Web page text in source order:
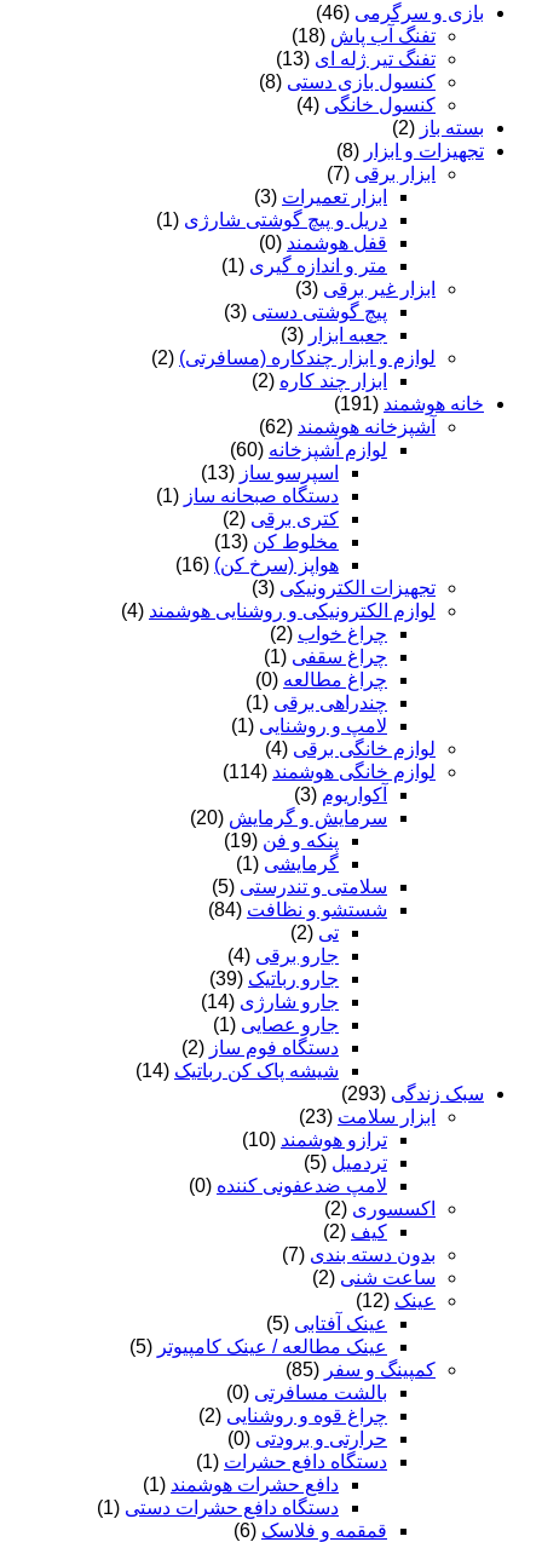
بازی و سرگرمی (46)
تفنگ آب پاش (18)
تفنگ تیر ژله ای (13)
کنسول بازی دستی (8)
کنسول خانگی (4)
بسته باز (2)
تجهیزات و ابزار (8)
ابزار برقی (7)
ابزار تعمیرات (3)
دریل و پیچ گوشتی شارژی (1)
قفل هوشمند (0)
متر و اندازه گیری (1)
ابزار غیر برقی (3)
پیچ گوشتی دستی (3)
جعبه ابزار (3)
لوازم و ابزار چندکاره (مسافرتی) (2)
ابزار چند کاره (2)
خانه هوشمند (191)
آشپزخانه هوشمند (62)
لوازم آشپزخانه (60)
اسپرسو ساز (13)
دستگاه صبحانه ساز (1)
کتری برقی (2)
مخلوط کن (13)
هواپز (سرخ کن) (16)
تجهیزات الکترونیکی (3)
لوازم الکترونیکی و روشنایی هوشمند (4)
چراغ خواب (2)
چراغ سقفی (1)
چراغ مطالعه (0)
چندراهی برقی (1)
لامپ و روشنایی (1)
لوازم خانگی برقی (4)
لوازم خانگی هوشمند (114)
آکواریوم (3)
سرمایش و گرمایش (20)
پنکه و فن (19)
گرمایشی (1)
سلامتی و تندرستی (5)
شستشو و نظافت (84)
تی (2)
جارو برقی (4)
جارو رباتیک (39)
جارو شارژی (14)
جارو عصایی (1)
دستگاه فوم ساز (2)
شیشه پاک کن رباتیک (14)
سبک زندگی (293)
ابزار سلامت (23)
ترازو هوشمند (10)
تردمیل (5)
لامپ ضدعفونی کننده (0)
اکسسوری (2)
کیف (2)
بدون دسته بندی (7)
ساعت شنی (2)
عینک (12)
عینک آفتابی (5)
عینک مطالعه / عینک کامپیوتر (5)
کمپینگ و سفر (85)
بالشت مسافرتی (0)
چراغ قوه و روشنایی (2)
حرارتی و برودتی (0)
دستگاه دافع حشرات (1)
دافع حشرات هوشمند (1)
دستگاه دافع حشرات دستی (1)
قمقمه و فلاسک (6)